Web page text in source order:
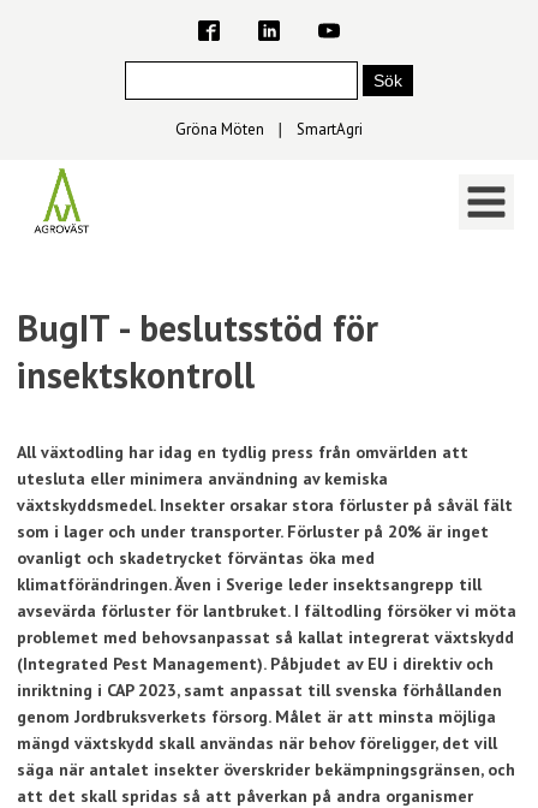
Gröna Möten ∣ SmartAgri
BugIT - beslutsstöd för
insektskontroll
All växtodling har idag en tydlig press från omvärlden att
utesluta eller minimera användning av kemiska
växtskyddsmedel. Insekter orsakar stora förluster på såväl fält
som i lager och under transporter. Förluster på 20% är inget
ovanligt och skadetrycket förväntas öka med
klimatförändringen. Även i Sverige leder insektsangrepp till
avsevärda förluster för lantbruket. I fältodling försöker vi möta
problemet med behovsanpassat så kallat integrerat växtskydd
(Integrated Pest Management). Påbjudet av EU i direktiv och
inriktning i CAP 2023, samt anpassat till svenska förhållanden
genom Jordbruksverkets försorg. Målet är att minsta möjliga
mängd växtskydd skall användas när behov föreligger, det vill
säga när antalet insekter överskrider bekämpningsgränsen, och
att det skall spridas så att påverkan på andra organismer